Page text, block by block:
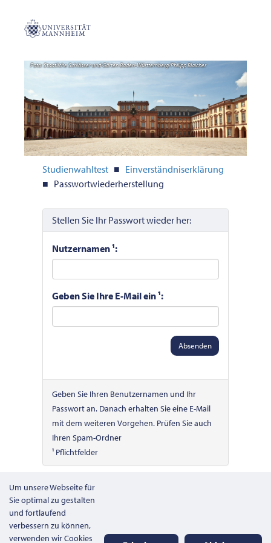
Foto: Staatliche Schlösser und Gärten Baden-Württemberg/Philipp Blaicher
Studienwahltest ■ Einverständniserklärung
■ Passwortwiederherstellung
Stellen Sie Ihr Passwort wieder her:
Nutzernamen ¹:
Geben Sie Ihre E-Mail ein ¹:
Absenden
Geben Sie Ihren Benutzernamen und Ihr
Passwort an. Danach erhalten Sie eine E-Mail
mit dem weiteren Vorgehen. Prüfen Sie auch
Ihren Spam-Ordner
¹ Pflichtfelder
Um unsere Webseite für
Sie optimal zu gestalten
und fortlaufend
verbessern zu können,
verwenden wir Cookies